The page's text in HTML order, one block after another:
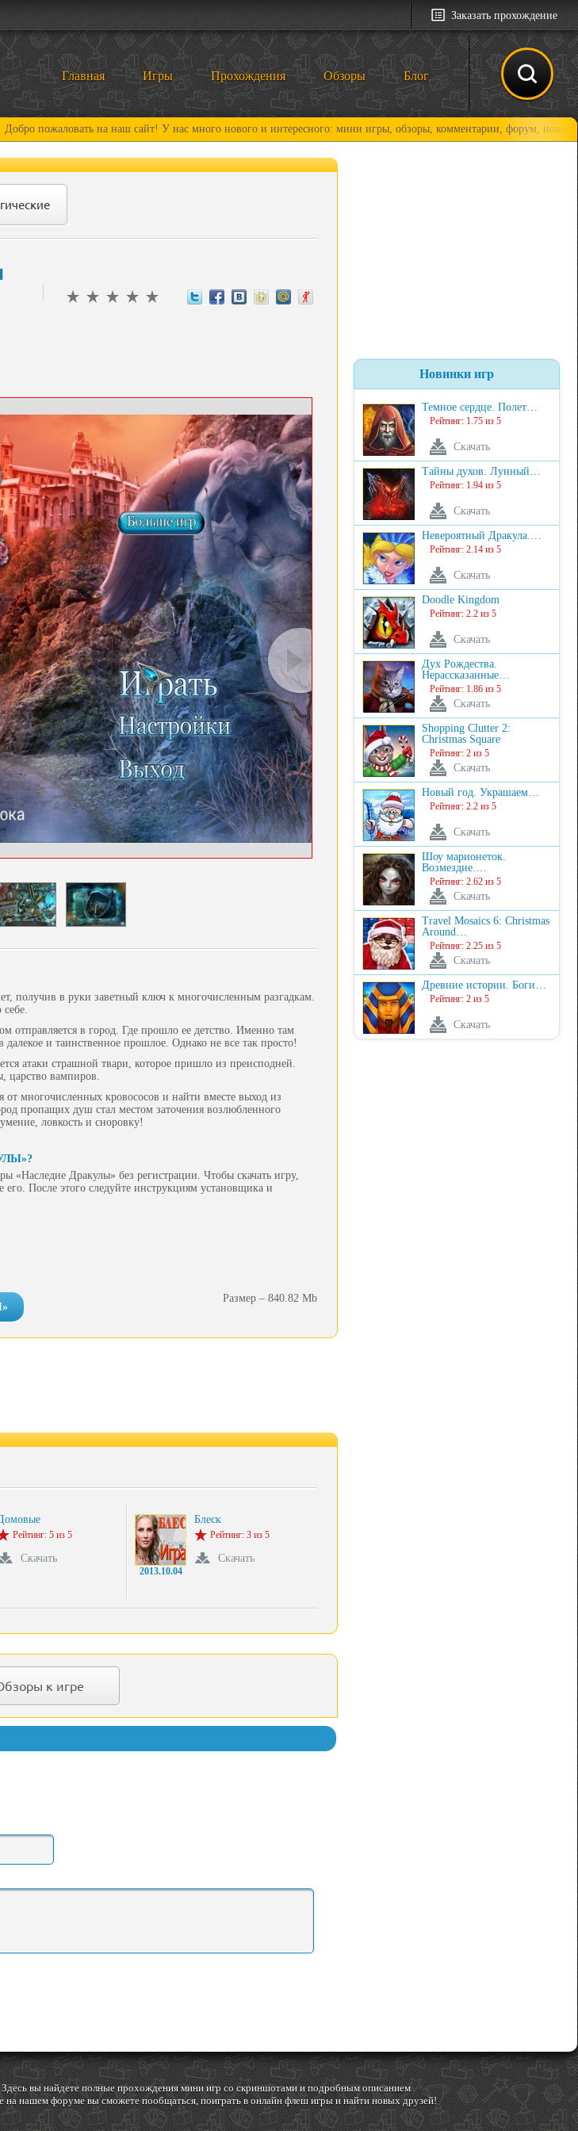
Заказать прохождение
Главная Игры Прохождения Обзоры Блог
на наш сайт! У нас много нового и интересного: мини игры, обзоры, комментарии, форум, новости и,
получив в руки заветный ключ к многочисленным разгадкам.
отправляется в город. Где прошло ее детство. Именно там
и таинственное прошлое. Однако не все так просто!
атаки страшной твари, которое пришло из преисподней.
царство вампиров.
многочисленных кровососов и найти вместе выход из
пропащих душ стал местом заточения возлюбленного
ловкость и сноровку!
«Наследие Дракулы» без регистрации. Чтобы скачать игру,
После этого следуйте инструкциям установщика и
Размер – 840.82 Mb
Рейтинг: 5 из 5
Скачать
2013.10.04
Блеск
Рейтинг: 3 из 5
Скачать
к игре
Новинки игр
Темное сердце. Полет…
Рейтинг: 1.75 из 5
Скачать
Тайны духов. Лунный…
Рейтинг: 1.94 из 5
Скачать
Невероятный Дракула.…
Рейтинг: 2.14 из 5
Скачать
Doodle Kingdom
Рейтинг: 2.2 из 5
Скачать
Дух Рождества.
Нерассказанные…
Рейтинг: 1.86 из 5
Скачать
Shopping Clutter 2:
Christmas Square
Рейтинг: 2 из 5
Скачать
Новый год. Украшаем…
Рейтинг: 2.2 из 5
Скачать
Шоу марионеток.
Возмездие.…
Рейтинг: 2.62 из 5
Скачать
Travel Mosaics 6: Christmas
Around…
Рейтинг: 2.25 из 5
Скачать
Древние истории. Боги…
Рейтинг: 2 из 5
Скачать
Здесь вы найдете полные прохождения мини игр со скриншотами и подробным описанием
нашем форуме вы сможете пообщаться, поиграть в онлайн флеш игры и найти новых друзей!